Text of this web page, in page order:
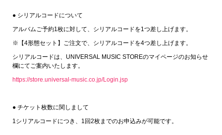
● シリアルコードについて
アルバムご予約1枚に対して、シリアルコードを1つ差し上げます。
※【4形態セット】ご注文で、シリアルコードを4つ差し上げます。
シリアルコードは、UNIVERSAL MUSIC STOREのマイページのお知らせ
欄にてご案内いたします。
https://store.universal-music.co.jp/Login.jsp
● チケット枚数に関しまして
1シリアルコードにつき、1回2枚までのお申込みが可能です。